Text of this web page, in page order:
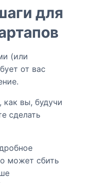
для
(или
от вас
как вы, будучи
сделать
может сбить